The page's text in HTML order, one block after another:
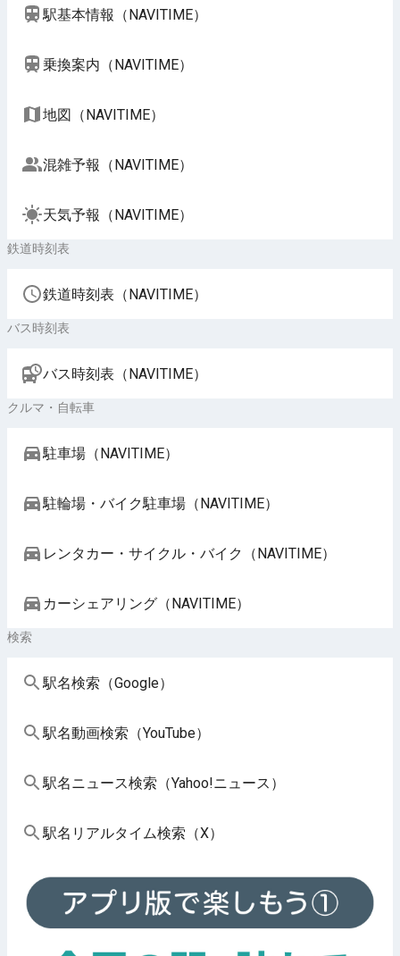
駅基本情報（NAVITIME）
乗換案内（NAVITIME）
地図（NAVITIME）
混雑予報（NAVITIME）
天気予報（NAVITIME）
鉄道時刻表
鉄道時刻表（NAVITIME）
バス時刻表
バス時刻表（NAVITIME）
クルマ・自転車
駐車場（NAVITIME）
駐輪場・バイク駐車場（NAVITIME）
レンタカー・サイクル・バイク（NAVITIME）
カーシェアリング（NAVITIME）
検索
駅名検索（Google）
駅名動画検索（YouTube）
駅名ニュース検索（Yahoo!ニュース）
駅名リアルタイム検索（X）